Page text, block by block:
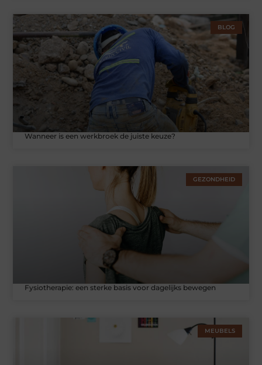
BLOG
Wanneer is een werkbroek de juiste keuze?
GEZONDHEID
Fysiotherapie: een sterke basis voor dagelijks bewegen
MEUBELS